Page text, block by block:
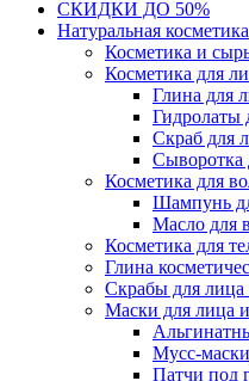
СКИДКИ ДО 50%
Натуральная косметика
Косметика и
Косметика для
Глина для
Гидролаты
Скраб для
Сыворотка
Косметика для
Шампунь
Масло для
Косметика для
Глина
Скрабы для лица
Маски для лица и
Мусс-маски
Патчи под